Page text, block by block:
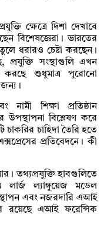
ক্ষেত্রে দিশা দেখাবে
বিশেষজ্ঞেরা। ভারতের
তুলে ধরারও চেষ্টা করছেন।
প্রযুক্তি সংস্থাগুলি এখন
করছে শুধুমাত্র পুরোনো
নামী শিক্ষা প্রতিষ্ঠান
উপস্থাপনা বিশ্লেষণ করে
চাকরির চাহিদা তৈরি হতে
প্রতিবেদনে। কী
তথ্যপ্রযুক্তি হাবগুলিতে
লার্জ ল্যাঙ্গুয়েজ মডেল
এবং নজরদারি এআই
রয়েছে এআই ফরেন্সিক